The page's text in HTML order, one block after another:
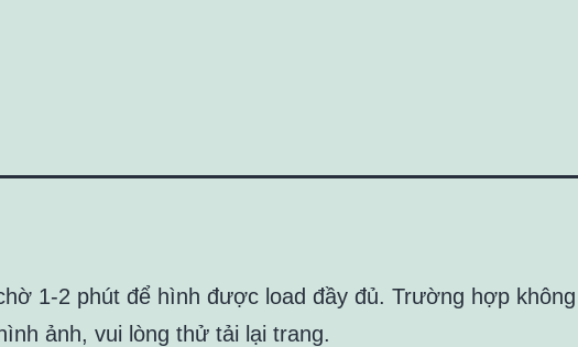
1-2 phút để hình được load đầy đủ. Trường hợp không
ảnh, vui lòng thử tải lại trang.